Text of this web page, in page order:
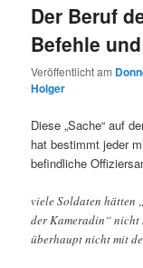
Der Beruf
Befehle
Veröffentlicht am
Holger
Diese „Sache“ auf
hat bestimmt jeder
befindliche
viele Soldaten hätten
der Kameradin“ nicht
überhaupt nicht mit